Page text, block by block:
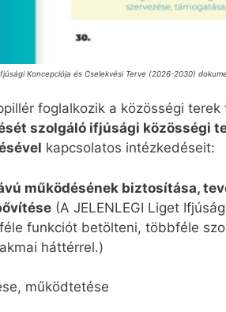
Koncepciója és Cselekvési Terve (2026-2030)
foglalkozik a közösségi
szolgáló ifjúsági közösségi
kapcsolatos intézkedéseit:
működésének biztosítása,
(A JELENLEGI Liget
funkciót betölteni, többféle
háttérrel.)
működtetése